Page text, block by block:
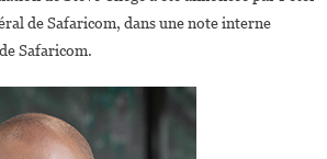
de Safaricom, dans une note interne
Safaricom.